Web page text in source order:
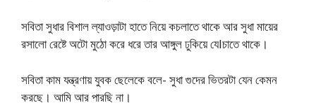
সবিতা সুধার বিশাল ল্যাওড়াটা হাতে নিয়ে কচলাতে থাকে আর সুধা মায়ের
রসালো রেষ্টে অটো মুঠো করে ধরে তার আঙ্গুল ঢুকিয়ে যেlচাতে থাকে।
সবিতা কাম যন্ত্রণায় যুবক ছেলেকে বলে- সুধা গুদের ভিতরটা যেন কেমন
করছে। আমি আর পারছি না।